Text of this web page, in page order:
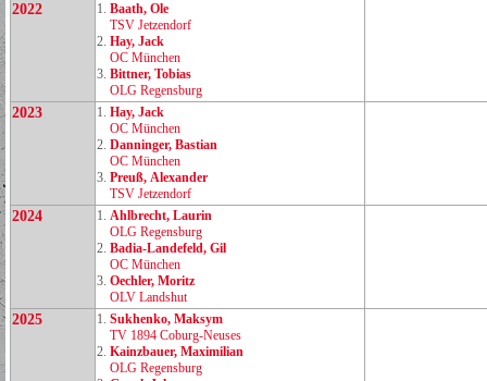
2022 1. Baath, Ole
TSV Jetzendorf
2. Hay, Jack
OC München
3. Bittner, Tobias
OLG Regensburg
2023 1. Hay, Jack
OC München
2. Danninger, Bastian
OC München
3. Preuß, Alexander
TSV Jetzendorf
2024 1. Ahlbrecht, Laurin
OLG Regensburg
2. Badia‑Landefeld, Gil
OC München
3. Oechler, Moritz
OLV Landshut
2025 1. Sukhenko, Maksym
TV 1894 Coburg‑Neuses
2. Kainzbauer, Maximilian
OLG Regensburg